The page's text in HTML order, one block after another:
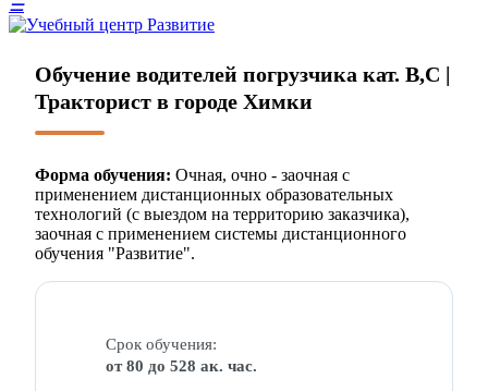
Обучение водителей погрузчика кат. B,C |
Тракторист в городе Химки
Форма обучения: Очная, очно - заочная с
применением дистанционных образовательных
технологий (с выездом на территорию заказчика),
заочная с применением системы дистанционного
обучения "Развитие".
Срок обучения:
от 80 до 528 ак. час.